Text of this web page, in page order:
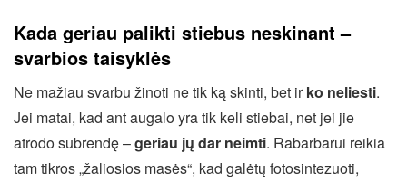
Kada geriau palikti stiebus neskinant –
svarbios taisyklės
Ne mažiau svarbu žinoti ne tik ką skinti, bet irko neliesti.
Jei matai, kad ant augalo yra tik keli stiebai, net jei jie
atrodo subrendę –geriau jų dar neimti. Rabarbarui reikia
tam tikros „žaliosios masės“, kad galėtų fotosintezuoti,